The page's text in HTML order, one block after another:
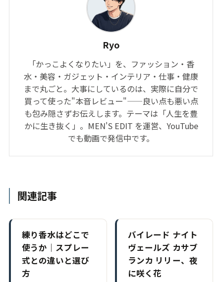
Ryo
「かっこよくなりたい」を、ファッション・香
水・美容・ガジェット・インテリア・仕事・健康
まで丸ごと。大事にしているのは、実際に自分で
買って使った"本音レビュー"——良い点も悪い点
も包み隠さずお伝えします。テーマは「人生を豊
かに生き抜く」。MEN'S EDIT を運営、YouTube
でも動画で発信中です。
関連記事
練り香水はどこで
使うか｜スプレー
式との違いと選び
方
バイレード ナイト
ヴェールズ カサブ
ランカ リリー、夜
に咲く花